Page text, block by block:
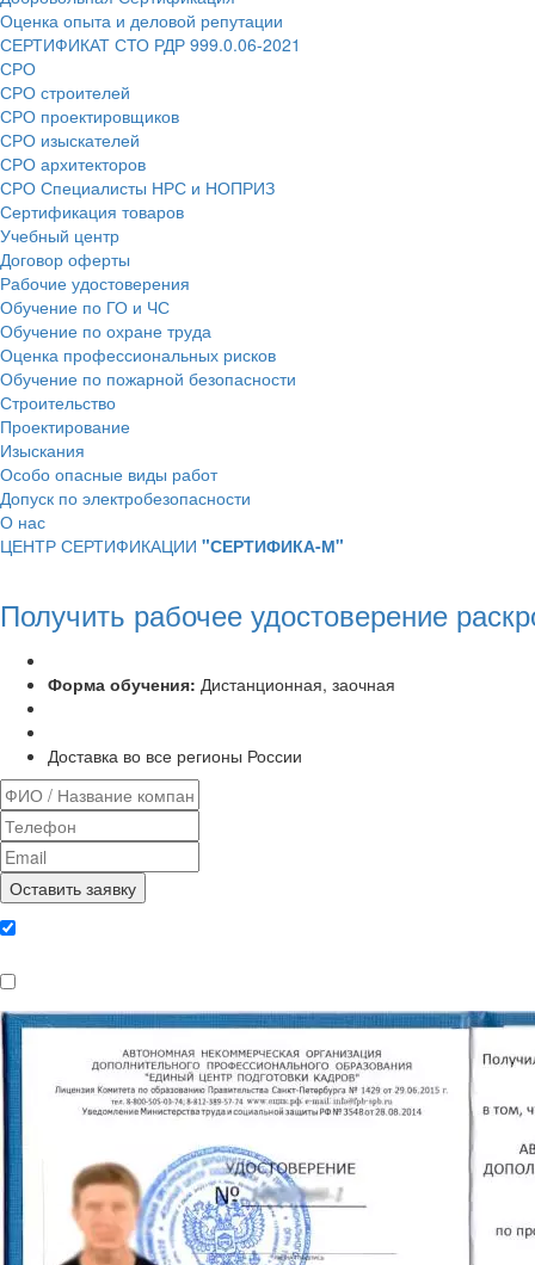
Оценка опыта и деловой репутации
СЕРТИФИКАТ СТО РДР 999.0.06-2021
СРО
СРО строителей
СРО проектировщиков
СРО изыскателей
СРО архитекторов
СРО Специалисты НРС и НОПРИЗ
Сертификация товаров
Учебный центр
Договор оферты
Рабочие удостоверения
Обучение по ГО и ЧС
Обучение по охране труда
Оценка профессиональных рисков
Обучение по пожарной безопасности
Строительство
Проектирование
Изыскания
Особо опасные виды работ
Допуск по электробезопасности
О нас
ЦЕНТР СЕРТИФИКАЦИИ "СЕРТИФИКА-М"
Получить рабочее удостоверение
Форма обучения: Дистанционная, заочная
Доставка во все регионы России